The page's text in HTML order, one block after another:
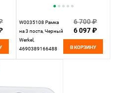
W0035108 Рамка
на 3 поста, Черный
Werkel,
4690389166488
6 700 ₽
6 097 ₽
В КОРЗИНУ